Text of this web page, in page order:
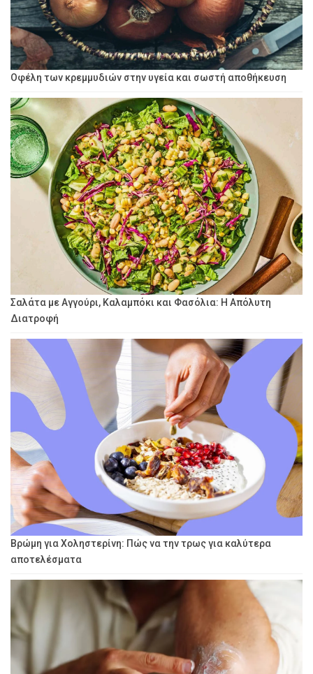
Οφέλη των κρεμμυδιών στην υγεία και σωστή αποθήκευση
Σαλάτα με Αγγούρι, Καλαμπόκι και Φασόλια: Η Απόλυτη
Διατροφή
Βρώμη για Χοληστερίνη: Πώς να την τρως για καλύτερα
αποτελέσματα